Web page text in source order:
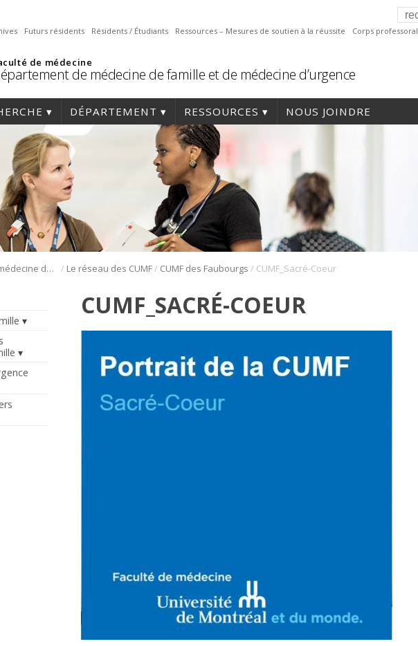
Futurs résidents Résidents / Étudiants Ressources – Mesures de soutien à la réussite Corps professoral
de médecine
de médecine de famille et de médecine d’urgence
DÉPARTEMENT RESSOURCES NOUS JOINDRE
Résidence en médecine de famille / Le réseau des CUMF/ CUMF des Faubourgs / CUMF_Sacré-Coeur
CUMF_SACRÉ-COEUR